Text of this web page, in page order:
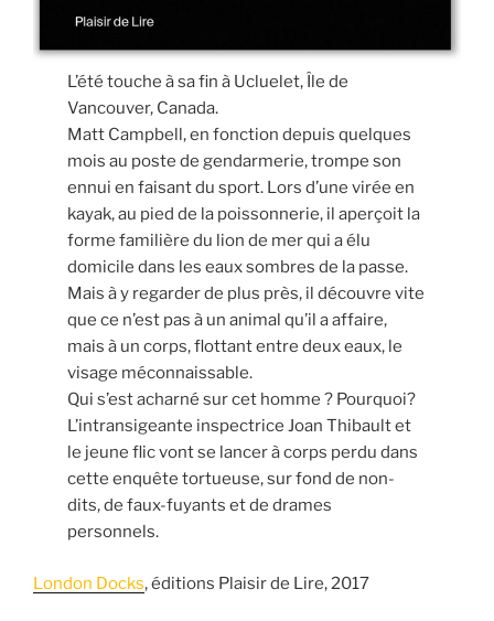
L’été touche à sa fin à Ucluelet, Île de
Vancouver, Canada.
Matt Campbell, en fonction depuis quelques
mois au poste de gendarmerie, trompe son
ennui en faisant du sport. Lors d’une virée en
kayak, au pied de la poissonnerie, il aperçoit la
forme familière du lion de mer qui a élu
domicile dans les eaux sombres de la passe.
Mais à y regarder de plus près, il découvre vite
que ce n’est pas à un animal qu’il a affaire,
mais à un corps, flottant entre deux eaux, le
visage méconnaissable.
Qui s’est acharné sur cet homme ? Pourquoi?
L’intransigeante inspectrice Joan Thibault et
le jeune flic vont se lancer à corps perdu dans
cette enquête tortueuse, sur fond de non-
dits, de faux-fuyants et de drames
personnels.
London Docks, éditions Plaisir de Lire, 2017